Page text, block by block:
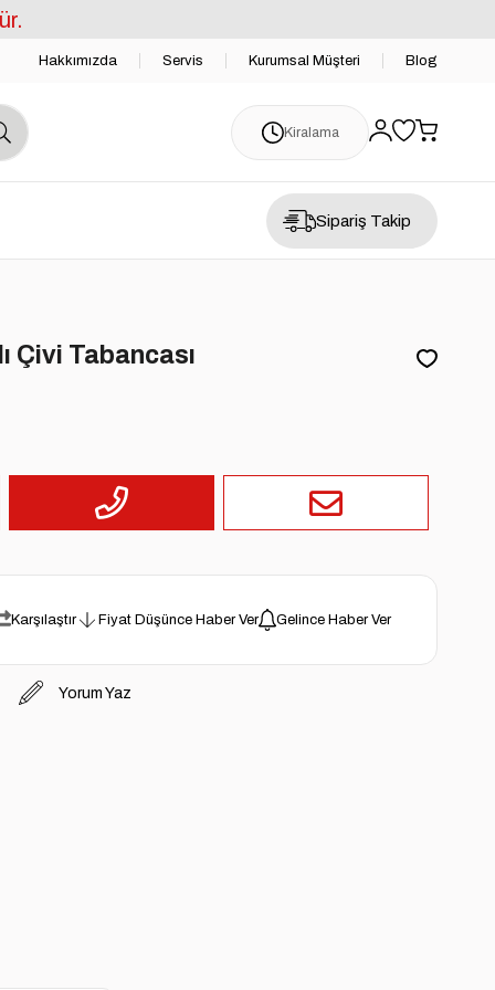
Hakkımızda Servis Kurumsal Müşteri Blog
Kiralama
Sipariş Takip
Çivi Tabancası
Karşılaştır Fiyat Düşünce Haber Ver Gelince Haber Ver
Yorum Yaz